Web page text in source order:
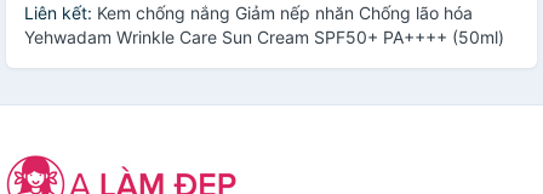
Liên kết: Kem chống nắng Giảm nếp nhăn Chống lão hóa
Yehwadam Wrinkle Care Sun Cream SPF50+ PA++++ (50ml)